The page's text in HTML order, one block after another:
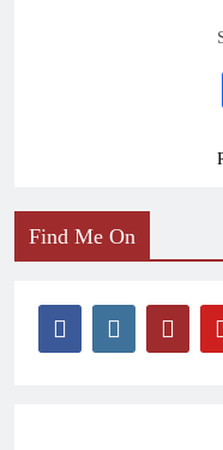
Find Me On